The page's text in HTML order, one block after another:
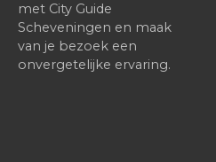
met City Guide
Scheveningen en maak
van je bezoek een
onvergetelijke ervaring.